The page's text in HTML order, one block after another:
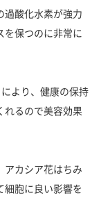
過酸化水素が強力
を保つのに非常に
より、健康の保持
れるので美容効果
アカシア花はちみ
細胞に良い影響を